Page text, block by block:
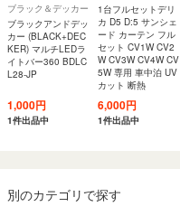
ブラック＆デッカー
ブラックアンドデッ
カー (BLACK+DEC
KER) マルチLEDラ
イトバー360 BDLC
L28-JP
1,000円
1件出品中
1台フルセットデリ
カ D5 D:5 サンシェ
ード カーテン フル
セット CV1W CV2
W CV3W CV4W CV
5W 専用 車中泊 UV
カット 断熱
6,000円
1件出品中
別のカテゴリで探す